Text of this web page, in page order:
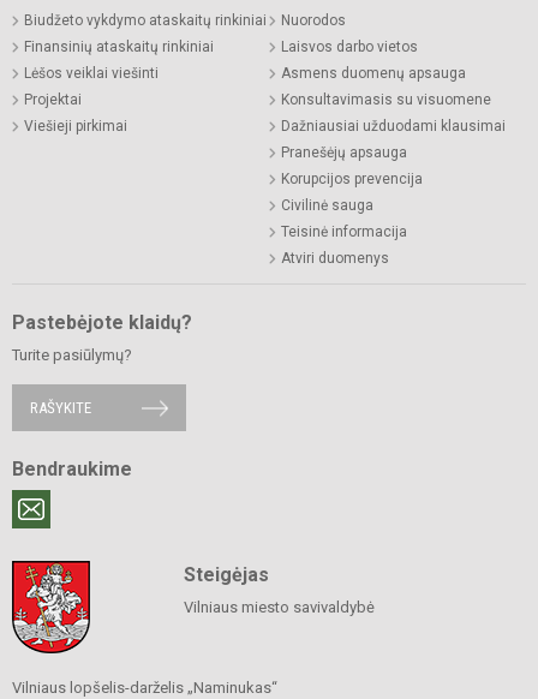
Biudžeto vykdymo ataskaitų rinkiniai
Finansinių ataskaitų rinkiniai
Lėšos veiklai viešinti
Projektai
Viešieji pirkimai
Nuorodos
Laisvos darbo vietos
Asmens duomenų apsauga
Konsultavimasis su visuomene
Dažniausiai užduodami klausimai
Pranešėjų apsauga
Korupcijos prevencija
Civilinė sauga
Teisinė informacija
Atviri duomenys
Pastebėjote klaidų?
Turite pasiūlymų?
RAŠYKITE
Bendraukime
Steigėjas
Vilniaus miesto savivaldybė
Vilniaus lopšelis-darželis „Naminukas“